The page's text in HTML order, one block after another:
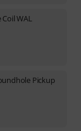
WAL
Pickup